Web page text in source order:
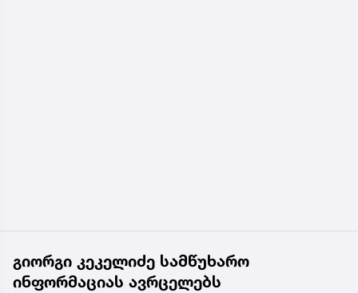
გიორგი კეკელიძე სამწუხარო
ინფორმაციას ავრცელებს